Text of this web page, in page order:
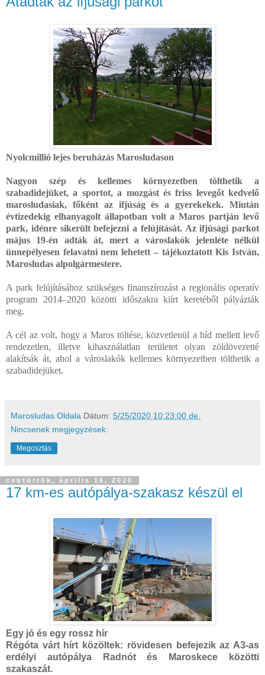
Nyolcmillió lejes beruházás Marosludason
Nagyon szép és kellemes környezetben tölthetik a
szabadidejüket, a sportot, a mozgást és friss levegőt kedvelő
marosludasiak, főként az ifjúság és a gyerekekek. Miután
évtizedekig elhanyagolt állapotban volt a Maros partján levő
park, idénre sikerült befejezni a felújítását. Az ifjúsági parkot
május 19-én adták át, mert a városlakók jelenléte nélkül
ünnepélyesen felavatni nem lehetett – tájékoztatott Kis István,
Marosludas alpolgármestere.
A park felújításához szükséges finanszírozást a regionális operatív
program 2014–2020 közötti időszakra kiírt keretéből pályázták
meg.
A cél az volt, hogy a Maros töltése, közvetlenül a híd mellett levő
rendezetlen, illetve kihasználatlan területet olyan zöldövezetté
alakítsák át, ahol a városlakók kellemes környezetben tölthetik a
szabadidejüket.
Marosludas Oldala Dátum: 5/25/2020 10:23:00 de.
Nincsenek megjegyzések:
Megosztás
csütörtök, április 16, 2020
17 km-es autópálya-szakasz készül el
Egy jó és egy rossz hír
Régóta várt hírt közöltek: rövidesen befejezik az A3-as
erdélyi autópálya Radnót és Maroskece közötti
szakaszát.